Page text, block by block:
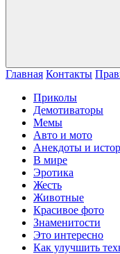
Главная Контакты
Приколы
Демотиваторы
Мемы
Авто и мото
Анекдоты и
В мире
Эротика
Жесть
Животные
Красивое фото
Знаменитости
Это интересно
Как улучшить